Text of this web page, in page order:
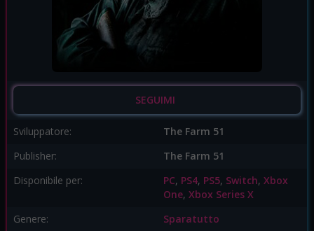
SEGUIMI
Sviluppatore:
The Farm 51
Publisher:
The Farm 51
Disponibile per:
PC, PS4, PS5, Switch, Xbox
One, Xbox Series X
Genere:
Sparatutto